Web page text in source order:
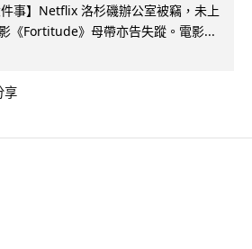
件事】Netflix 洛杉磯辦公室被竊，未上
《Fortitude》母帶亦告失蹤。電影...
享